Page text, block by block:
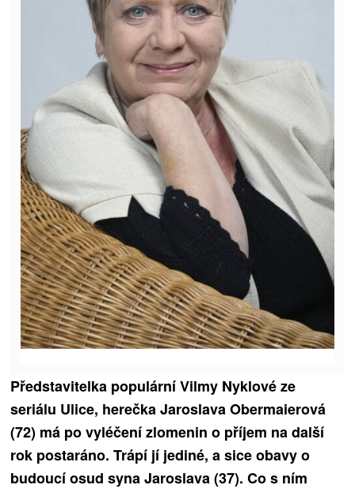
Představitelka populární Vilmy Nyklové ze
seriálu Ulice, herečka Jaroslava Obermaierová
(72) má po vyléčení zlomenin o příjem na další
rok postaráno. Trápí jí jediné, a sice obavy o
budoucí osud syna Jaroslava (37). Co s ním